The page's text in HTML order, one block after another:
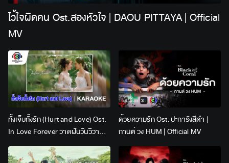
ไว้ใจผิดคน Ost.สองหัวใจ | DAOU PITTAYA | Official
MV
ทั้งเจ็บทั้งรัก (Hurt and Love) Ost.
In Love Forever วาดฝันวันวิวาห์ |
Lingling Kwong x Orm
Kornnaphat | Official Karaoke
ด้วยความรัก Ost. ปะการังสีดำ |
กานต์ วง HUM | Official MV